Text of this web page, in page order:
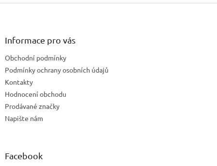
Z
Informace pro vás
Obchodní podmínky
Podmínky ochrany osobních údajů
Kontakty
Hodnocení obchodu
Prodávané značky
Napište nám
Facebook